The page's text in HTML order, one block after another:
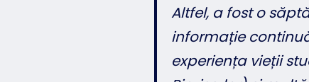
Altfel, a fost o
informație
experiența vieții